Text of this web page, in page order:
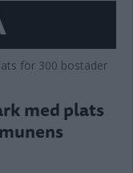
med plats